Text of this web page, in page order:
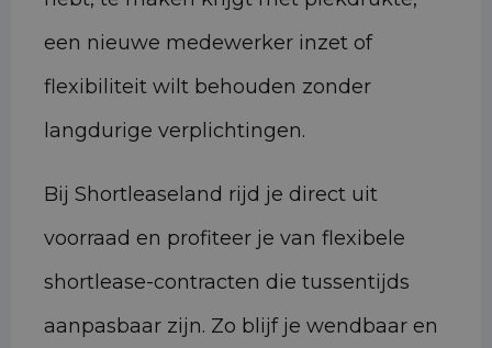
een nieuwe medewerker inzet of
flexibiliteit wilt behouden zonder
langdurige verplichtingen.
Bij Shortleaseland rijd je direct uit
voorraad en profiteer je van flexibele
shortlease-contracten die tussentijds
aanpasbaar zijn. Zo blijf je wendbaar en